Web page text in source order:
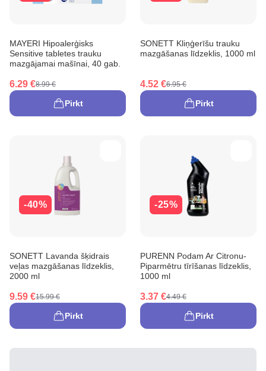
MAYERI Hipoalerģisks
Sensitive tabletes trauku
mazgājamai mašīnai, 40 gab.
6.29 €8.99 €
Pirkt
SONETT Kliņģerīšu trauku
mazgāšanas līdzeklis, 1000 ml
4.52 €6.95 €
Pirkt
-40%
SONETT Lavanda šķidrais
veļas mazgāšanas līdzeklis,
2000 ml
9.59 €15.99 €
Pirkt
-25%
PURENN Podam Ar Citronu-
Piparmētru tīrīšanas līdzeklis,
1000 ml
3.37 €4.49 €
Pirkt